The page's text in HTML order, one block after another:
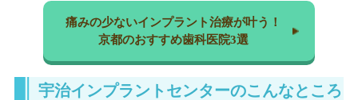
痛みの少ないインプラント治療が叶う！
京都のおすすめ歯科医院3選
宇治インプラントセンターのこんなところ